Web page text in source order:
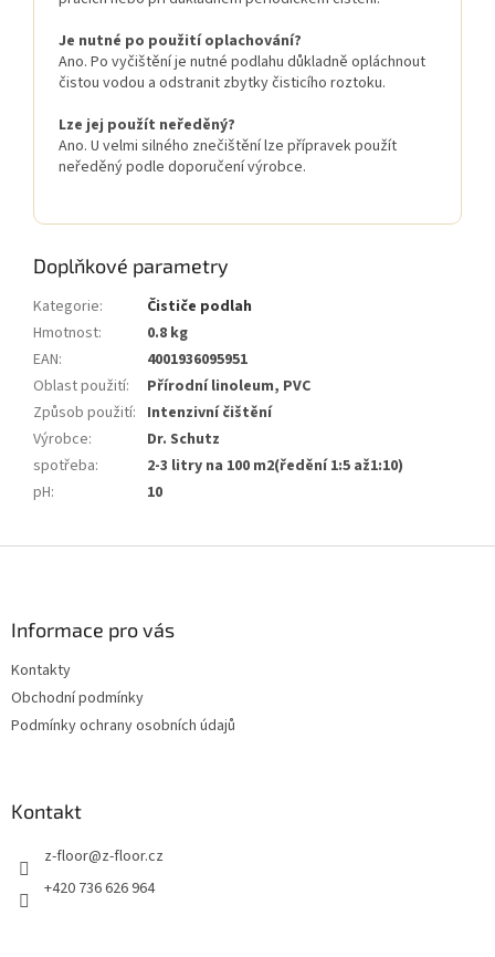
Je nutné po použití oplachování?
Ano. Po vyčištění je nutné podlahu důkladně opláchnout
čistou vodou a odstranit zbytky čisticího roztoku.
Lze jej použít neředěný?
Ano. U velmi silného znečištění lze přípravek použít
neředěný podle doporučení výrobce.
Doplňkové parametry
Kategorie:
Čističe podlah
Hmotnost:
0.8 kg
EAN:
4001936095951
Oblast použití:
Přírodní linoleum, PVC
Způsob použití: Intenzivní čištění
Výrobce:
Dr. Schutz
spotřeba:
2-3 litry na 100 m2(ředění 1:5 až1:10)
pH: 10
Informace pro vás
Kontakty
Obchodní podmínky
Podmínky ochrany osobních údajů
Kontakt
z-floor@z-floor.cz
+420 736 626 964